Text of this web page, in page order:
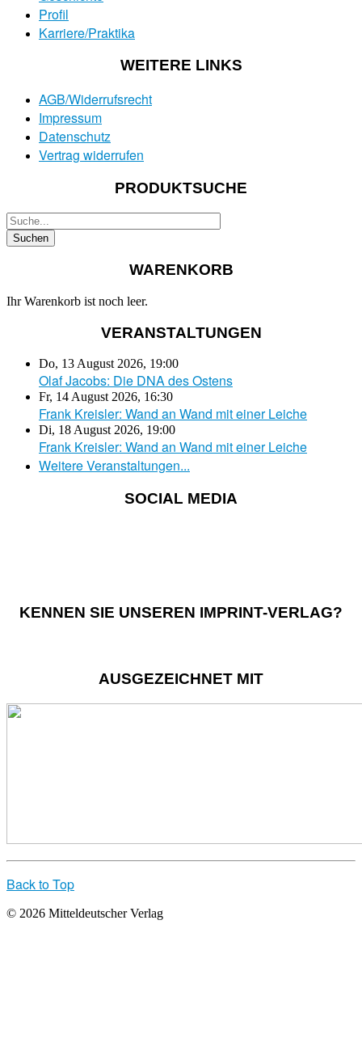
Profil
Karriere/Praktika
WEITERE LINKS
AGB/Widerrufsrecht
Impressum
Datenschutz
Vertrag widerrufen
PRODUKTSUCHE
WARENKORB
Ihr Warenkorb ist noch leer.
VERANSTALTUNGEN
Do, 13 August 2026, 19:00
Olaf Jacobs: Die DNA des Ostens
Fr, 14 August 2026, 16:30
Frank Kreisler: Wand an Wand mit einer Leiche
Di, 18 August 2026, 19:00
Frank Kreisler: Wand an Wand mit einer Leiche
Weitere Veranstaltungen...
SOCIAL MEDIA
KENNEN SIE UNSEREN IMPRINT-VERLAG?
AUSGEZEICHNET MIT
Back to Top
© 2026 Mitteldeutscher Verlag